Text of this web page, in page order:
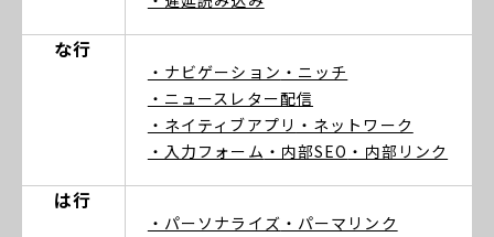
な行
・ナビゲーション ・ニッチ
・ニュースレター配信
・ネイティブアプリ ・ネットワーク
・入力フォーム ・内部SEO ・内部リンク
は行
・パーソナライズ ・パーマリンク